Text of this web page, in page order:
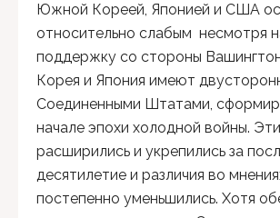
Южной Кореей, Японией и США
относительно слабым несмотря
поддержку со стороны
Корея и Япония имеют
Соединенными Штатами,
начале эпохи холодной войны.
расширились и укрепились за
десятилетие и различия во
постепенно уменьшились. Хотя